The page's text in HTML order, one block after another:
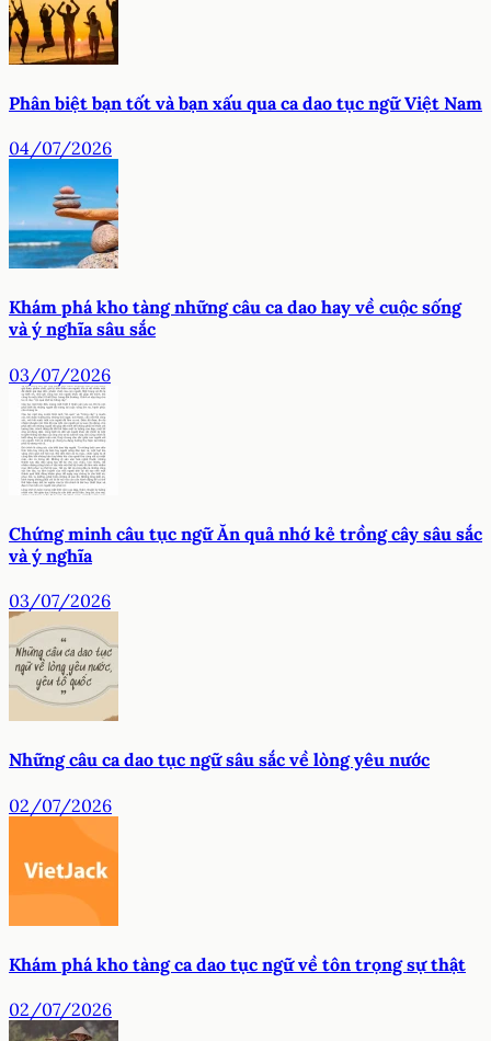
Phân biệt bạn tốt và bạn xấu qua ca dao tục ngữ Việt Nam
04/07/2026
Khám phá kho tàng những câu ca dao hay về cuộc sống
và ý nghĩa sâu sắc
03/07/2026
Chứng minh câu tục ngữ Ăn quả nhớ kẻ trồng cây sâu sắc
và ý nghĩa
03/07/2026
Những câu ca dao tục ngữ sâu sắc về lòng yêu nước
02/07/2026
Khám phá kho tàng ca dao tục ngữ về tôn trọng sự thật
02/07/2026